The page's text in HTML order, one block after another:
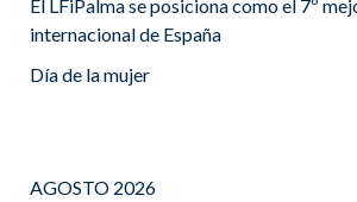
El LFiPalma se posiciona como el 7º
internacional de España
Día de la mujer
AGOSTO 2026